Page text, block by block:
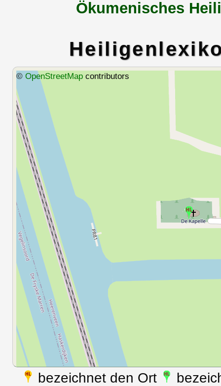
Ökumenisches
© OpenStreetMapcontributors
bezeichnet den Ort